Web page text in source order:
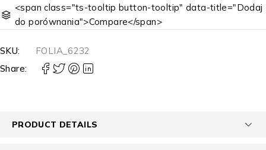
<span class="ts-tooltip button-tooltip" data-title="Dodaj
do porównania">Compare</span>
SKU:
FOLIA_6232
Share:
PRODUCT DETAILS